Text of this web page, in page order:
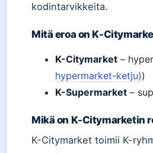
kodintarvikkeita.
Mitä eroa on K-
K-Citymarket –
hypermarket-ketju))
K-Supermarket –
Mikä on K-Citymarketin
K-Citymarket toimii K-